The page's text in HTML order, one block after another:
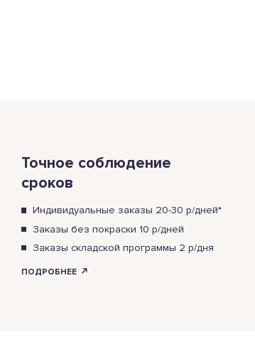
Точное соблюдение
сроков
Индивидуальные заказы 20-30 р/дней*
Заказы без покраски 10 р/дней
Заказы складской программы 2 р/дня
ПОДРОБНЕЕ